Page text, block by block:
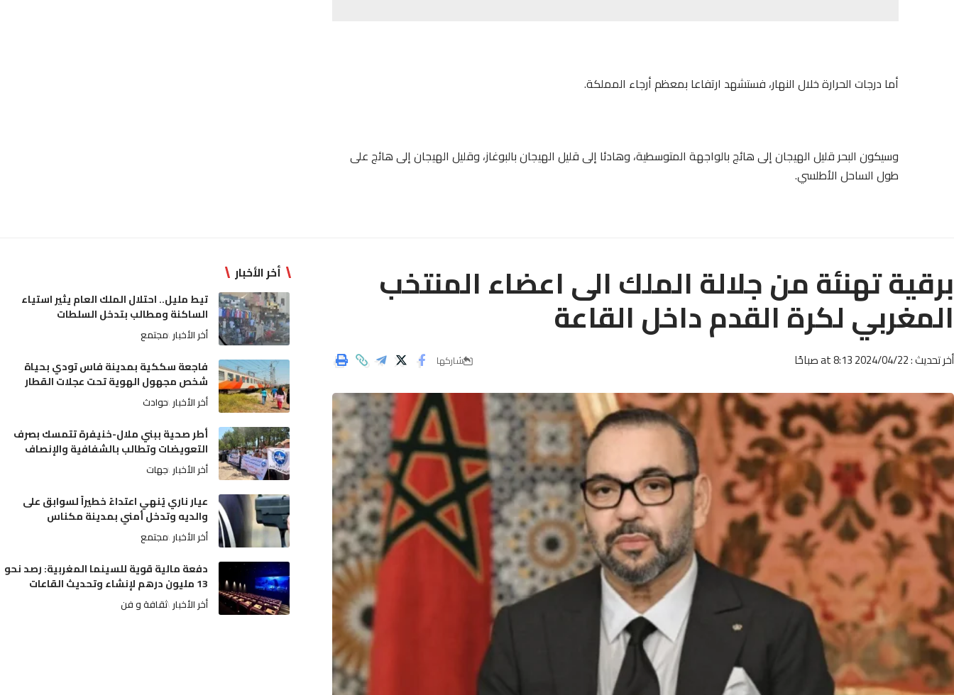
أما درجات الحرارة خلال النهار، فستشهد ارتفاعا بمعظم أرجاء المملكة.
وسيكون البحر قليل الهيجان إلى هائج بالواجهة المتوسطية، وهادئا إلى قليل الهيجان بالبوغاز، وقليل الهيجان إلى هائج على
طول الساحل الأطلسي.
برقية تهنئة من جلالة الملك الى اعضاء المنتخب
المغربي لكرة القدم داخل القاعة
أخر تحديث : 2024/04/22 at 8:13 صباحًا شاركها
أخر الأخبار
تيط مليل.. احتلال الملك العام يثير استياء
الساكنة ومطالب بتدخل السلطات
أخر الأخبار مجتمع
فاجعة سككية بمدينة فاس تودي بحياة
شخص مجهول الهوية تحت عجلات القطار
أخر الأخبار حوادث
أطر صحية ببني ملال-خنيفرة تتمسك بصرف
التعويضات وتطالب بالشفافية والإنصاف
أخر الأخبار جهات
عيار ناري يُنهي اعتداءً خطيراً لسوابق على
والديه وتدخل أمني بمدينة مكناس
أخر الأخبار مجتمع
دفعة مالية قوية للسينما المغربية: رصد نحو
13 مليون درهم لإنشاء وتحديث القاعات
أخر الأخبار ثقافة و فن